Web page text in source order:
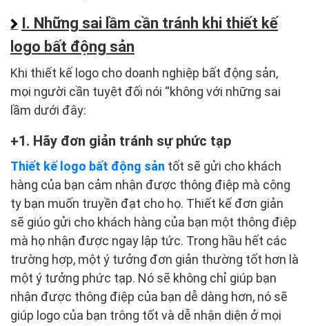
I. Những sai lầm cần tránh khi thiết kế
logo bất động sản
Khi thiết kế logo cho doanh nghiệp bất động sản,
mọi người cần tuyệt đối nói “không với những sai
lầm dưới đây:
1. Hãy đơn giản tránh sự phức tạp
Thiết kế logo bất động sản tốt sẽ gửi cho khách
hàng của bạn cảm nhận được thông điệp mà công
ty bạn muốn truyền đạt cho họ. Thiết kế đơn giản
sẽ giúo gửi cho khách hàng của bạn một thông điệp
mà họ nhận được ngay lập tức. Trong hầu hết các
trường hợp, một ý tưởng đơn giản thường tốt hơn là
một ý tưởng phức tạp. Nó sẽ không chỉ giúp bạn
nhận được thông điệp của bạn dễ dàng hơn, nó sẽ
giúp logo của bạn trông tốt và dễ nhận diện ở mọi